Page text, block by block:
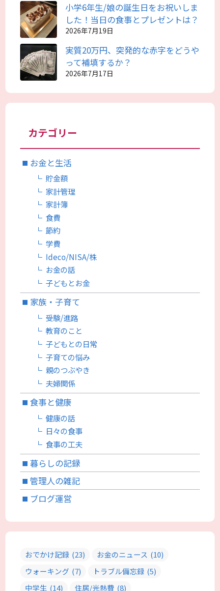
小学6年生/娘の誕生日をお祝いしま
した！当日の食事とプレゼントは？
2026年7月19日
実質20万円、突発的な赤字をどうや
って補填するか？
2026年7月17日
カテゴリー
お金と生活
貯金額
家計管理
家計簿
食費
節約
学費
Ideco/NISA/株
お金の話
子どもとお金
家族・子育て
受験/進路
教育のこと
子どもとの日常
子育ての悩み
親のつぶやき
夫婦関係
食事と健康
健康の話
日々の食事
食事の工夫
暮らしの記録
管理人の雑記
ブログ運営
おでかけ記録 (23) お金のニュース (10)
ウォーキング (7) トラブル備忘録 (5)
中学生 (14) 住居/光熱費 (8)